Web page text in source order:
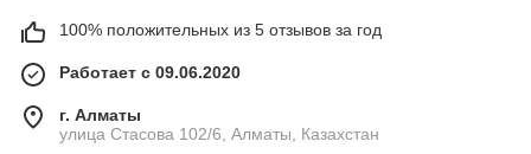
100% положительных из 5 отзывов за год
Работает с 09.06.2020
г. Алматы
улица Стасова 102/6, Алматы, Казахстан